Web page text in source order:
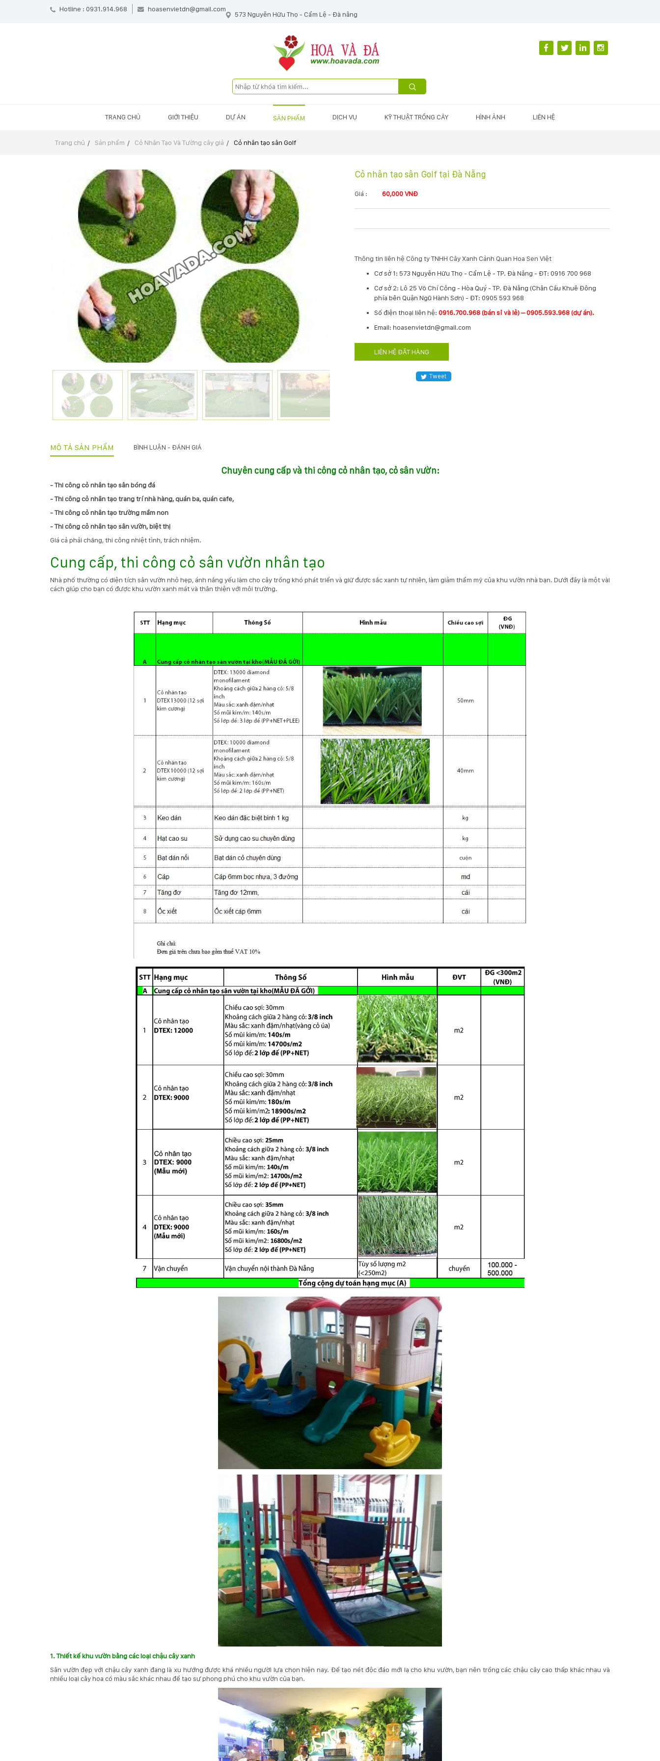
Hotline : 0931.914.968 hoasenvietdn@gmail.com
573 Nguyễn Hữu Thọ - Cẩm Lệ - Đà nẵng
TRANG CHỦ GIỚI THIỆU DỰ ÁN SẢN PHẨM DỊCH VỤ KỸ THUẬT TRỒNG CÂY HÌNH ẢNH LIÊN HỆ
Trang chủ Sản phẩm Cỏ Nhân Tạo Và Tường cây giả Cỏ nhân tạo sân Golf
Cỏ nhân tạo sân Golf tại Đà Nẵng
Giá : 60,000 VNĐ
Thông tin liên hệ Công ty TNHH Cây Xanh Cảnh Quan Hoa Sen Việt
Cơ sở 1: 573 Nguyễn Hữu Thọ - Cẩm Lệ - TP. Đà Nẵng - ĐT: 0916 700 968
Cơ sở 2: Lô 25 Võ Chí Công - Hòa Quý - TP. Đà Nẵng (Chân Cầu Khuê Đông
phía bên Quận Ngũ Hành Sơn) - ĐT: 0905 593 968
​Số điện thoại liên hệ: 0916.700.968 (bán sỉ và lẻ) – 0905.593.968 (dự án).
Email: hoasenvietdn@gmail.com
LIÊN HỆ ĐẶT HÀNG
Tweet
MÔ TẢ SẢN PHẨM BÌNH LUẬN - ĐÁNH GIÁ
Chuyên cung cấp và thi công cỏ nhân tạo, cỏ sân vườn:
- Thi công cỏ nhân tạo sân bóng đá
- Thi công cỏ nhân tạo trang trí nhà hàng, quán ba, quán cafe,
- Thi công cỏ nhân tạo trường mầm non
- Thi công cỏ nhân tạo sân vườn, biệt thị
Giá cả phải chăng, thi công nhiệt tình, trách nhiệm.
Cung cấp, thi công cỏ sân vườn nhân tạo
Nhà phố thường có diện tích sân vườn nhỏ hẹp, ánh nắng yếu làm cho cây trồng khó phát triển và giữ được sắc xanh tự nhiên, làm giảm thẩm mỹ của khu vườn nhà bạn. Dưới đây là một vài
cách giúp cho bạn có được khu vườn xanh mát và thân thiện với môi trường.
1. Thiết kế khu vườn bằng các loại chậu cây xanh
Sân vườn đẹp với chậu cây xanh đang là xu hướng được khá nhiều người lựa chọn hiện nay. Để tạo nét độc đáo mới lạ cho khu vườn, bạn nên trồng các chậu cây cao thấp khác nhau và
nhiều loại cây hoa có màu sắc khác nhau để tạo sự phong phú cho khu vườn của bạn.